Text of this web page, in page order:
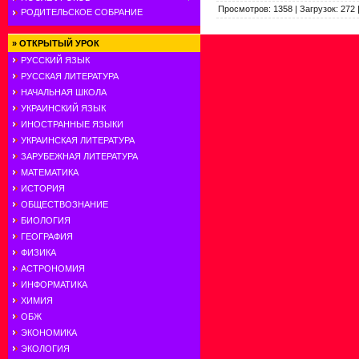
РОДИТЕЛЬСКОЕ СОБРАНИЕ
» ОТКРЫТЫЙ УРОК
РУССКИЙ ЯЗЫК
РУССКАЯ ЛИТЕРАТУРА
НАЧАЛЬНАЯ ШКОЛА
УКРАИНСКИЙ ЯЗЫК
ИНОСТРАННЫЕ ЯЗЫКИ
УКРАИНСКАЯ ЛИТЕРАТУРА
ЗАРУБЕЖНАЯ ЛИТЕРАТУРА
МАТЕМАТИКА
ИСТОРИЯ
ОБЩЕСТВОЗНАНИЕ
БИОЛОГИЯ
ГЕОГРАФИЯ
ФИЗИКА
АСТРОНОМИЯ
ИНФОРМАТИКА
ХИМИЯ
ОБЖ
ЭКОНОМИКА
ЭКОЛОГИЯ
Просмотров: 1358 | Загрузок: 272 |